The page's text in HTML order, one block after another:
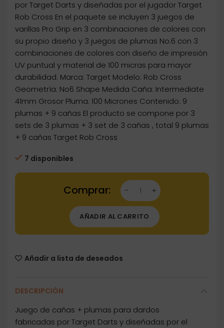
por Target Darts y diseñadas por el jugador Target
Rob Cross En el paquete se incluyen 3 juegos de
varillas Pro Grip en 3 combinaciones de colores con
su propio diseño y 3 juegos de plumas No.6 con 3
combinaciones de colores con diseño de impresión
UV puntual y material de 100 micras para mayor
durabilidad. Marca: Target Modelo: Rob Cross
Geometría: No6 Shape Medida Caña: Intermediate
41mm Grosor Pluma: 100 Micrones Contenido: 9
plumas + 9 cañas El producto se compone por 3
sets de 3 plumas + 3 set de 3 cañas , total 9 plumas
+ 9 cañas Target Rob Cross
7 disponibles
Dartstore Plumas Target Rob Cross Ink (3
AÑADIR AL CARRITO
Añadir a lista de deseados
DESCRIPCIÓN
Juego de cañas + plumas para dardos
fabricadas por Target Darts y diseñadas por el